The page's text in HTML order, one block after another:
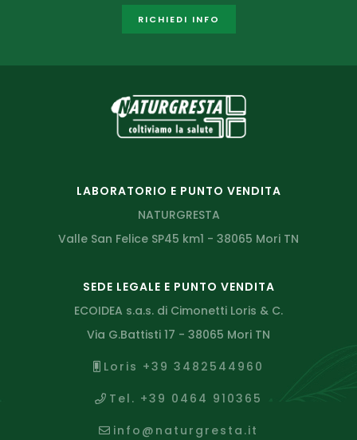
RICHIEDI INFO
LABORATORIO E PUNTO VENDITA
NATURGRESTA
Valle San Felice SP45 km1 - 38065 Mori TN
SEDE LEGALE E PUNTO VENDITA
ECOIDEA s.a.s. di Cimonetti Loris & C.
Via G.Battisti 17 - 38065 Mori TN
Loris +39 3482544960
Tel. +39 0464 910365
info@naturgresta.it